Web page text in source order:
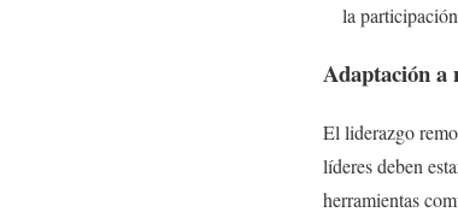
la
Adaptación a
El liderazgo
líderes deben
herramientas